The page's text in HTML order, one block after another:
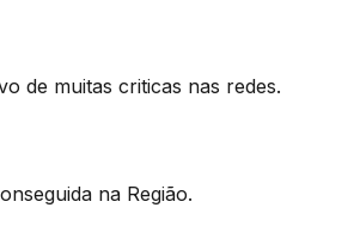
de muitas criticas nas redes.
na Região.